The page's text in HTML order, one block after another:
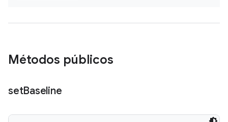
Métodos públicos
setBaseline